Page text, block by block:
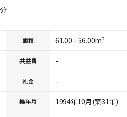
分
面積 61.00 - 66.00m²
共益費 -
礼金 -
築年月 1994年10月(築31年)